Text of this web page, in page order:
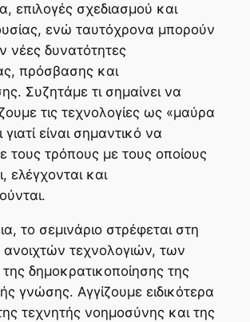
επιλογές σχεδιασμού και
ενώ ταυτόχρονα μπορούν
νέες δυνατότητες
πρόσβασης και
Συζητάμε τι σημαίνει να
τις τεχνολογίες ως «μαύρα
γιατί είναι σημαντικό να
τους τρόπους με τους οποίους
ελέγχονται και
το σεμινάριο στρέφεται στη
τεχνολογιών, των
δημοκρατικοποίησης της
γνώσης. Αγγίζουμε ειδικότερα
τεχνητής νοημοσύνης και της